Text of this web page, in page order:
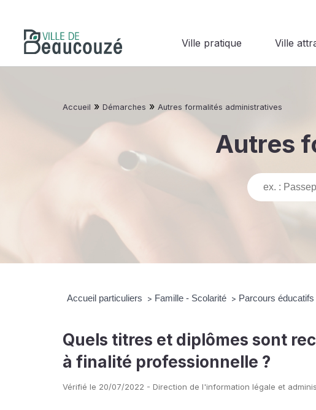
Ville pratique Ville
Accueil » Démarches » Autres formalités administratives
Autres
Accueil particuliers > Famille - Scolarité > Parcours éducatifs
Quels titres et diplômes sont
à finalité professionnelle ?
Vérifié le 20/07/2022 - Direction de l'information légale et